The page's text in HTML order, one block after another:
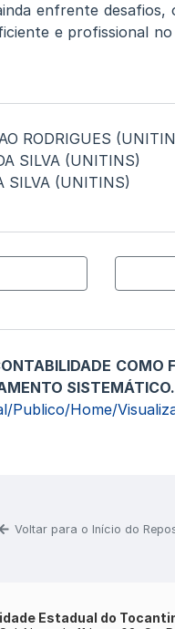
enfrente desafios,
e profissional
RODRIGUES
SILVA (UNITINS)
SILVA (UNITINS)
COMO
SISTEMÁTICO.
Publico/Home/
Voltar para o Início do
Estadual do